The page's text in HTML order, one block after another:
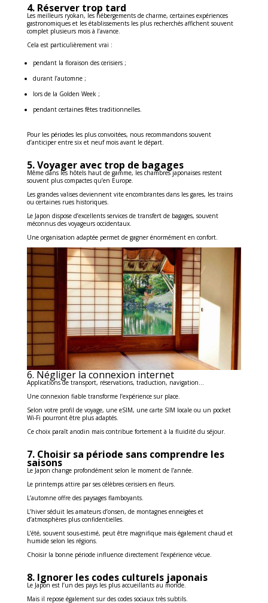
4. Réserver trop tard
Les meilleurs ryokan, les hébergements de charme, certaines expériences
gastronomiques et les établissements les plus recherchés affichent souvent
complet plusieurs mois à l’avance.
Cela est particulièrement vrai :
pendant la floraison des cerisiers ;
durant l’automne ;
lors de la Golden Week ;
pendant certaines fêtes traditionnelles.
Pour les périodes les plus convoitées, nous recommandons souvent
d’anticiper entre six et neuf mois avant le départ.
5. Voyager avec trop de bagages
Même dans les hôtels haut de gamme, les chambres japonaises restent
souvent plus compactes qu’en Europe.
Les grandes valises deviennent vite encombrantes dans les gares, les trains
ou certaines rues historiques.
Le Japon dispose d’excellents services de transfert de bagages, souvent
méconnus des voyageurs occidentaux.
Une organisation adaptée permet de gagner énormément en confort.
0 Shares
6. Négliger la connexion internet
Applications de transport, réservations, traduction, navigation…
Une connexion fiable transforme l’expérience sur place.
Selon votre profil de voyage, une eSIM, une carte SIM locale ou un pocket
Wi-Fi pourront être plus adaptés.
Ce choix paraît anodin mais contribue fortement à la fluidité du séjour.
7. Choisir sa période sans comprendre les
saisons
Le Japon change profondément selon le moment de l’année.
Le printemps attire par ses célèbres cerisiers en fleurs.
L’automne offre des paysages flamboyants.
L’hiver séduit les amateurs d’onsen, de montagnes enneigées et
d’atmosphères plus confidentielles.
L’été, souvent sous-estimé, peut être magnifique mais également chaud et
humide selon les régions.
Choisir la bonne période influence directement l’expérience vécue.
8. Ignorer les codes culturels japonais
Le Japon est l’un des pays les plus accueillants au monde.
Mais il repose également sur des codes sociaux très subtils.